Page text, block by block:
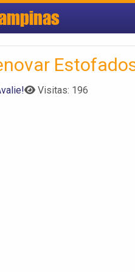
Visitas: 196